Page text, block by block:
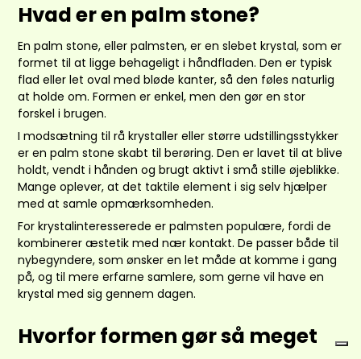
Hvad er en palm stone?
En palm stone, eller palmsten, er en slebet krystal, som er
formet til at ligge behageligt i håndfladen. Den er typisk
flad eller let oval med bløde kanter, så den føles naturlig
at holde om. Formen er enkel, men den gør en stor
forskel i brugen.
I modsætning til rå krystaller eller større udstillingsstykker
er en palm stone skabt til berøring. Den er lavet til at blive
holdt, vendt i hånden og brugt aktivt i små stille øjeblikke.
Mange oplever, at det taktile element i sig selv hjælper
med at samle opmærksomheden.
For krystalinteresserede er palmsten populære, fordi de
kombinerer æstetik med nær kontakt. De passer både til
nybegyndere, som ønsker en let måde at komme i gang
på, og til mere erfarne samlere, som gerne vil have en
krystal med sig gennem dagen.
Hvorfor formen gør så meget